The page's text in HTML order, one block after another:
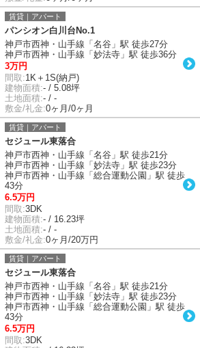
賃貸｜アパート
パンシオン白川台No.1
神戸市西神・山手線「名谷」駅 徒歩27分
神戸市西神・山手線「妙法寺」駅 徒歩36分
3万円
間取:1K＋1S(納戸)
建物面積:- / 5.08坪
土地面積:- / -
敷金/礼金:0ヶ月/0ヶ月
賃貸｜アパート
セジュール東落合
神戸市西神・山手線「名谷」駅 徒歩21分
神戸市西神・山手線「妙法寺」駅 徒歩23分
神戸市西神・山手線「総合運動公園」駅 徒歩
43分
6.5万円
間取:3DK
建物面積:- / 16.23坪
土地面積:- / -
敷金/礼金:0ヶ月/20万円
賃貸｜アパート
セジュール東落合
神戸市西神・山手線「名谷」駅 徒歩21分
神戸市西神・山手線「妙法寺」駅 徒歩23分
神戸市西神・山手線「総合運動公園」駅 徒歩
43分
6.5万円
間取:3DK